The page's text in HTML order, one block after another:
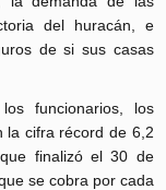
del huracán, e
de si sus casas
funcionarios, los
la cifra récord de 6,2
finalizó el 30 de
se cobra por cada